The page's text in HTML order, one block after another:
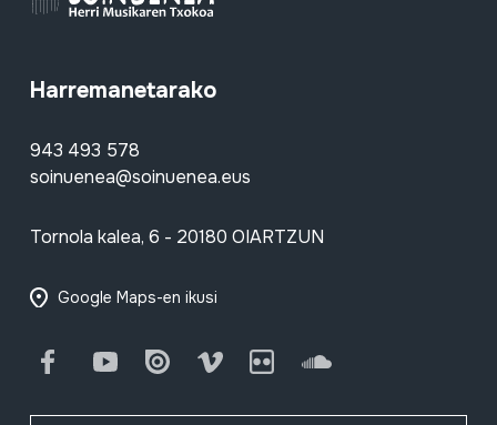
Harremanetarako
943 493 578
soinuenea@soinuenea.eus
Tornola kalea, 6 - 20180 OIARTZUN
Google Maps-en ikusi
FacebookYoutube Issuu Vimeo Flickr SoundCloud